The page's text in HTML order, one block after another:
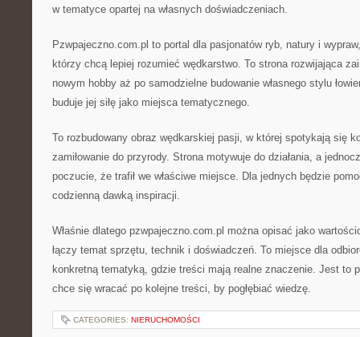
w tematyce opartej na własnych doświadczeniach.
Pzwpajeczno.com.pl to portal dla pasjonatów ryb, natury i
którzy chcą lepiej rozumieć wędkarstwo. To strona rozwijająca
nowym hobby aż po samodzielne budowanie własnego stylu
buduje jej siłę jako miejsca tematycznego.
To rozbudowany obraz wędkarskiej pasji, w której spotykają się
zamiłowanie do przyrody. Strona motywuje do działania, a
poczucie, że trafił we właściwe miejsce. Dla jednych będzie
codzienną dawką inspiracji.
Właśnie dlatego pzwpajeczno.com.pl można opisać jako
łączy temat sprzętu, technik i doświadczeń. To miejsce dla
konkretną tematyką, gdzie treści mają realne znaczenie. Jest to
chce się wracać po kolejne treści, by pogłębiać wiedzę.
CATEGORIES: NIERUCHOMOŚCI